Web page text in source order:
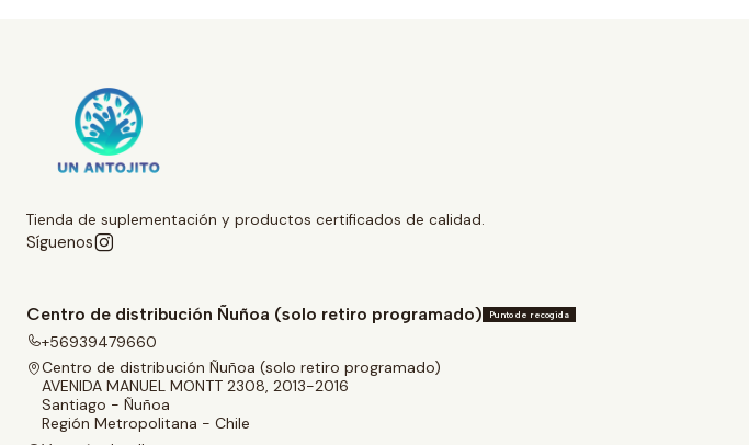
Tienda de suplementación y productos certificados de calidad.
Síguenos
Centro de distribución Ñuñoa (solo retiro programado) Punto de recogida
+56939479660
Centro de distribución Ñuñoa (solo retiro programado)
AVENIDA MANUEL MONTT 2308, 2013-2016
Santiago - Ñuñoa
Región Metropolitana - Chile